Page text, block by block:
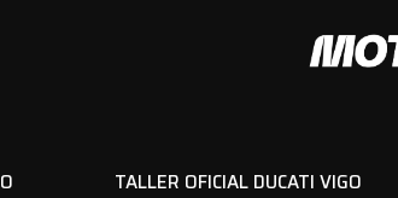
TALLER OFICIAL DUCATI VIGO